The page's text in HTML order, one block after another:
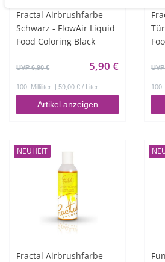
Fractal Airbrushfarbe
Schwarz - FlowAir Liquid
Food Coloring Black
UVP 6,90 € 5,90 €
100 Milliliter | 59,00 € / Liter
Artikel anzeigen
100
NEUHEIT
Fractal Airbrushfarbe